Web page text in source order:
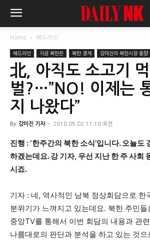
Home 헤드라인
헤드라인 지금 북한은 북한 경제 강미진의 북한시장 동향
北, 아직도 소고기
벌?…”NO! 이제는
지 나왔다”
By 강미진 기자 - 2018.05.02 11:10 오전
진행 : ‘한주간의 북한 소식’입니다. 오늘도
하겠는데요. 강 기자, 우선 지난 한 주 사회
시죠.
기자 : 네, 역사적인 남북 정상회담으로 한
분위기가 느껴지고 있는데요. 북한 주민들
중앙TV를 통해서 이번 회담의 내용과 관
나름대로의 판단과 분석을 하고 있는 것